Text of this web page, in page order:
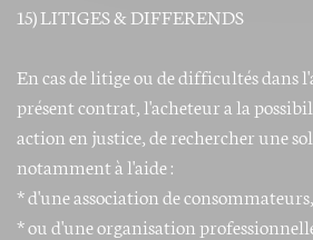
15) LITIGES & DIFFERENDS
En cas de litige ou de difficultés dans
présent contrat, l'acheteur a la
action en justice, de rechercher une
notamment à l'aide :
* d'une association de consommateurs,
* ou d'une organisation